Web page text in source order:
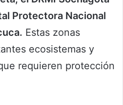
Protectora Nacional
Estas zonas
ecosistemas y
requieren protección